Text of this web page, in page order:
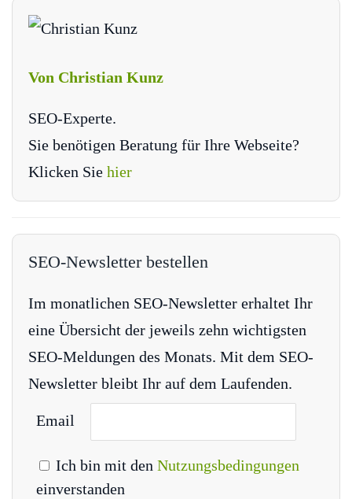
Von Christian Kunz
SEO-Experte.
Sie benötigen Beratung für Ihre Webseite?
Klicken Sie hier
SEO-Newsletter bestellen
Im monatlichen SEO-Newsletter erhaltet Ihr
eine Übersicht der jeweils zehn wichtigsten
SEO-Meldungen des Monats. Mit dem SEO-
Newsletter bleibt Ihr auf dem Laufenden.
Email
Ich bin mit den Nutzungsbedingungen
einverstanden